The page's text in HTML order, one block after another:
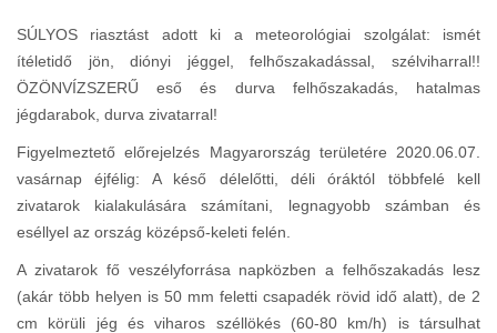
SÚLYOS riasztást adott ki a meteorológiai szolgálat: ismét
ítéletidő jön, diónyi jéggel, felhőszakadással, szélviharral!!
ÖZÖNVÍZSZERŰ eső és durva felhőszakadás, hatalmas
jégdarabok, durva zivatarral!
Figyelmeztető előrejelzés Magyarország területére 2020.06.07.
vasárnap éjfélig: A késő délelőtti, déli óráktól többfelé kell
zivatarok kialakulására számítani, legnagyobb számban és
eséllyel az ország középső-keleti felén.
A zivatarok fő veszélyforrása napközben a felhőszakadás lesz
(akár több helyen is 50 mm feletti csapadék rövid idő alatt), de 2
cm körüli jég és viharos széllökés (60-80 km/h) is társulhat